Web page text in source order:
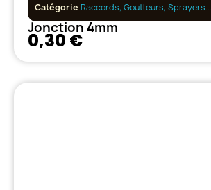
Catégorie Raccords, Goutteurs, Sprayers...
Jonction 4mm
0,30 €